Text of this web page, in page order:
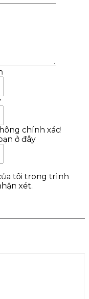
chính xác!
ở đây
tôi trong trình
xét.